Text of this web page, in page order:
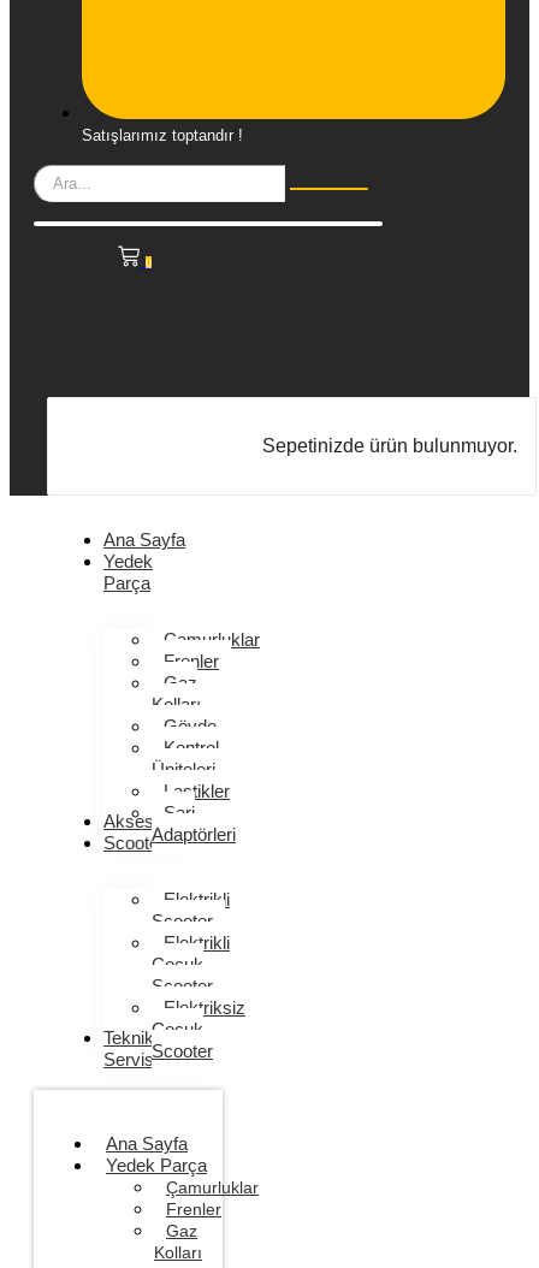
Satışlarımız toptandır !
0
Sepetinizde ürün bulunmuyor.
Ana Sayfa
Yedek
Parça
Çamurluklar
Frenler
Gaz
Kolları
Gövde
Kontrol
Üniteleri
Lastikler
Şarj
Adaptörleri
Aksesuarlar
Scooter
Elektrikli
Scooter
Elektrikli
Çocuk
Scooter
Elektriksiz
Çocuk
Scooter
Teknik
Servis
Ana Sayfa
Yedek Parça
Çamurluklar
Frenler
Gaz
Kolları